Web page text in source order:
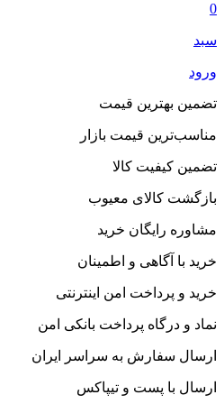
0
سبد
ورود
تضمین بهترین قیمت
مناسب‌ترین قیمت بازار
تضمین کیفیت کالا
بازگشت کالای معیوب
مشاوره رایگان خرید
خرید با آگاهی و اطمینان
خرید و پرداخت امن اینترنتی
نماد و درگاه پرداخت بانکی امن
ارسال سفارش به سراسر ایران
ارسال با پست و تیپاکس